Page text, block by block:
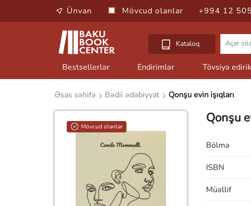
Ünvan Mövcud olanlar +994 12
Kataloq
Bestsellerlər Endirimlər Tövsiyə edirik
Əsas səhifə Bədii ədəbiyyat Qonşu evin işıqları
Mövcud olanlar
Qonşu
Bölmə
ISBN
Müəllif